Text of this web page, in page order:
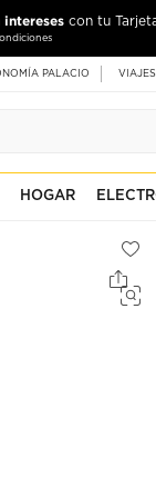
intereses con tu
PALACIO
HOGAR